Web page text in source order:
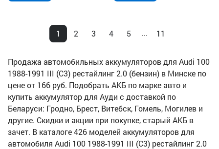
1 2 3 4 5 ... 11
Продажа автомобильных аккумуляторов для Audi 100
1988-1991 III (C3) рестайлинг 2.0 (бензин) в Минске по
цене от 166 руб. Подобрать АКБ по марке авто и
купить аккумулятор для Ауди с доставкой по
Беларуси: Гродно, Брест, Витебск, Гомель, Могилев и
другие. Скидки и акции при покупке, старый АКБ в
зачет. В каталоге 426 моделей аккумуляторов для
автомобиля Audi 100 1988-1991 III (C3) рестайлинг 2.0